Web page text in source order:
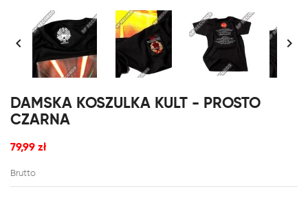
 
DAMSKA KOSZULKA KULT - PROSTO
CZARNA
79,99 zł
Brutto